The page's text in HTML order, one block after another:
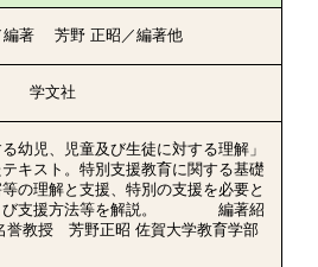
編著 芳野 正昭／編著他
学文社
幼児、児童及び生徒に対する理解」
キスト。特別支援教育に関する基礎
の理解と支援、特別の支援を必要と
よび支援方法等を解説。 編著紹
誉教授 芳野正昭 佐賀大学教育学部